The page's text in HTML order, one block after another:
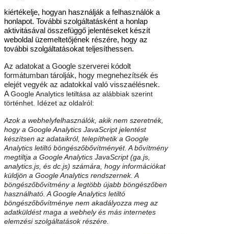
kiértékelje, hogyan használják a felhasználók a
honlapot. További szolgáltatásként a honlap
aktivitásával összefüggő jelentéseket készít
weboldal üzemeltetőjének részére, hogy az
további szolgáltatásokat teljesíthessen.
Az adatokat a Google szerverei kódolt
formátumban tárolják, hogy megnehezítsék és
elejét vegyék az adatokkal való visszaélésnek.
AGoogle Analytics letiltása az alábbiak szerint
történhet. Idézet az oldalról:
Azok a webhelyfelhasználók, akik nem szeretnék,
hogy a Google Analytics JavaScript jelentést
készítsen az adataikról, telepíthetik a Google
Analytics letiltó böngészőbővítményét. A bővítmény
megtiltja a Google Analytics JavaScript (ga.js,
analytics.js, és dc.js) számára, hogy információkat
küldjön a Google Analytics rendszernek. A
böngészőbővítmény a legtöbb újabb böngészőben
használható. A Google Analytics letiltó
böngészőbővítménye nem akadályozza meg az
adatküldést maga a webhely és más internetes
elemzési szolgáltatások részére.